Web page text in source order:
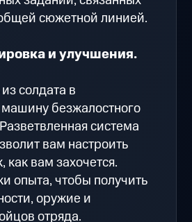
сюжетной линией.
и улучшения.
солдата в
безжалостного
система
вам настроить
как вам захочется.
опыта, чтобы получить
оружие и
отряда.